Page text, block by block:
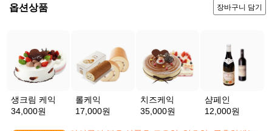
옵션상품 장바구니 담기
생크림 케익
34,000원
롤케익
17,000원
치즈케익
35,000원
샴페인
12,000원